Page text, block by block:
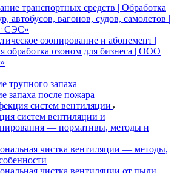
транспортных средств | Обработка
автобусов, вагонов, судов, самолетов |
СЭС»
озонирование и абонемент |
обработка озоном для бизнеса | ООО
трупного запаха
запаха после пожара
систем вентиляции
систем вентиляции и
— нормативы, методы и
чистка вентиляции — методы,
чистка вентиляции от пыли —